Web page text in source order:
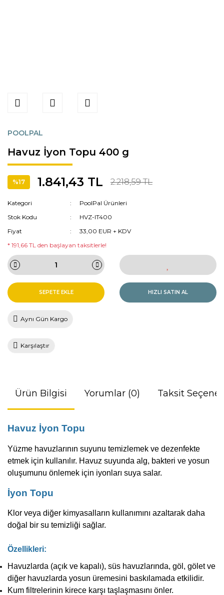
POOLPAL
Havuz İyon Topu 400 g
%17 1.841,43 TL 2.218,59 TL
Kategori
PoolPal Ürünleri
Stok Kodu
HVZ-IT400
Fiyat
33,00 EUR + KDV
* 191,66 TL den başlayan taksitlerle!
SEPETE EKLE HIZLI SATIN AL
Aynı Gün Kargo
Karşılaştır
Ürün Bilgisi Yorumlar (0) Taksit
Havuz İyon Topu
Yüzme havuzlarının suyunu temizlemek ve dezenfekte
etmek için kullanılır. Havuz suyunda alg, bakteri ve yosun
oluşumunu önlemek için iyonları suya salar.
İyon Topu
Klor veya diğer kimyasalların kullanımını azaltarak daha
doğal bir su temizliği sağlar.
Özellikleri:
Havuzlarda (açık ve kapalı), süs havuzlarında, göl, gölet ve
diğer havuzlarda yosun üremesini baskılamada etkilidir.
Kum filtrelerinin kirece karşı taşlaşmasını önler.